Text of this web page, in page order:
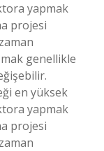
yapmak
projesi
genellikle
en yüksek
yapmak
projesi